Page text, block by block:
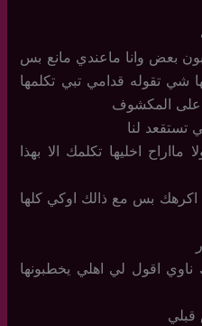
بعض وانا ماعندي مانع بس
شي تقوله قدامي تبي تكلمها
على المكشوف
تستقعد لنا
اخليها تكلمك الا بهذا
بس مع ذالك اوكي كلها
اقول لي اهلي يخطبونها